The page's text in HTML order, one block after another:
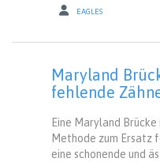
EAGLES
Maryland
fehlende
Eine Maryland
Methode zum Ersatz
eine schonende und